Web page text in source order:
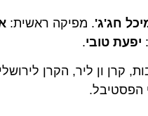
חג'ג'. מפיקה ראשית:אלה
טובי.
ביולי 2026, בתמיכת משרד התרבות, קרן ון ליר,